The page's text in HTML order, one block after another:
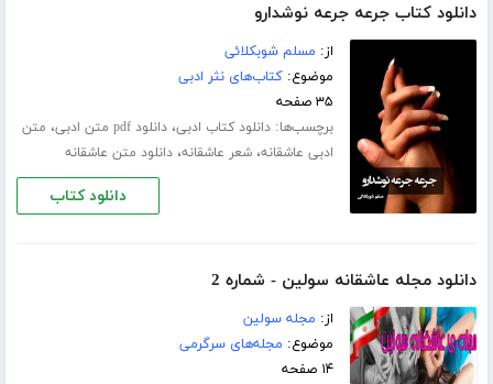
دانلود کتاب جرعه جرعه نوشدارو
از: مسلم شوبکلائی
موضوع:کتاب‌های نثر ادبی
۳۵ صفحه
برچسب‌ها:دانلود کتاب ادبی،دانلود pdf متن ادبی ، متن
ادبی عاشقانه،شعر عاشقانه،دانلود متن عاشقانه
دانلود کتاب
دانلود مجله عاشقانه سولین - شماره 2
از: مجله سولین
موضوع: مجله‌های سرگرمی
۱۴ صفحه